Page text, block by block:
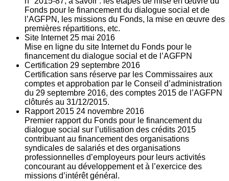
Fonds pour le financement du dialogue social et de
l’AGFPN, les missions du Fonds, la mise en œuvre des
premières répartitions, etc.
Site Internet 25 mai 2016
Mise en ligne du site Internet du Fonds pour le
financement du dialogue social et de l’AGFPN
Certification 29 septembre 2016
Certification sans réserve par les Commissaires aux
comptes et approbation par le Conseil d’administration
du 29 septembre 2016, des comptes 2015 de l’AGFPN
clôturés au 31/12/2015.
Rapport 2015 24 novembre 2016
Premier rapport du Fonds pour le financement du
dialogue social sur l’utilisation des crédits 2015
contribuant au financement des organisations
syndicales de salariés et des organisations
professionnelles d’employeurs pour leurs activités
concourant au développement et à l’exercice des
missions d’intérêt général.